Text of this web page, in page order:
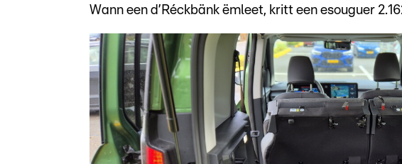
Wann een d’Réckbänk ëmleet, kritt een esouguer